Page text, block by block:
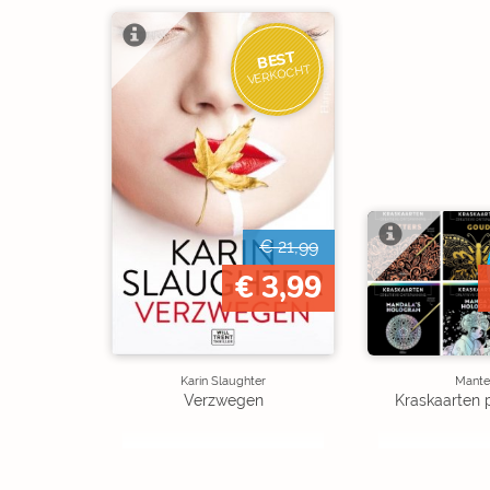
BEST
VERKOCHT
€ 21,99
€ 3,99
Karin Slaughter
Verzwegen Kraskaarten